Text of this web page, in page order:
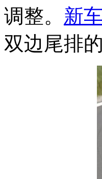
调整。 新
双边尾排